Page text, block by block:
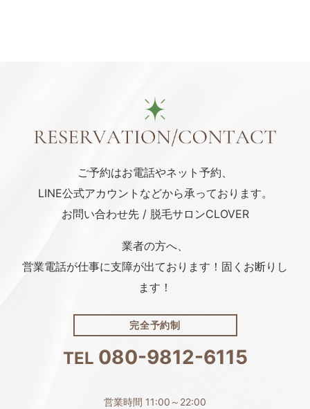
ご予約はお電話やネット予約、
LINE公式アカウント などから承っております。
お問い合わせ先 / 脱毛サロンCLOVER
業者の方へ、
営業電話が仕事に支障が出ております！固くお断りし
ます！
完全予約制
TEL 080-9812-6115
営業時間 11:00～22:00